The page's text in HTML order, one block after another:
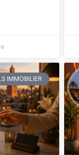
IMMOBILIER